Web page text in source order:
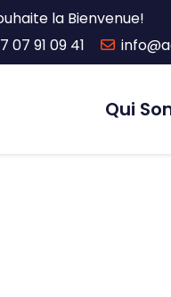
07 91 09 41
la Bienvenue!
Qui